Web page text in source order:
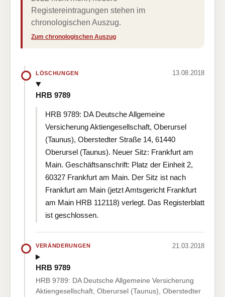
Registereintragungen stehen im
chronologischen Auszug.
Zum chronologischen Auszug
LÖSCHUNGEN 13.08.2018
HRB 9789
HRB 9789: DA Deutsche Allgemeine
Versicherung Aktiengesellschaft, Oberursel
(Taunus), Oberstedter Straße 14, 61440
Oberursel (Taunus). Neuer Sitz: Frankfurt am
Main. Geschäftsanschrift: Platz der Einheit 2,
60327 Frankfurt am Main. Der Sitz ist nach
Frankfurt am Main (jetzt Amtsgericht Frankfurt
am Main HRB 112118) verlegt. Das Registerblatt
ist geschlossen.
VERÄNDERUNGEN 21.03.2018
HRB 9789
HRB 9789: DA Deutsche Allgemeine Versicherung
Aktiengesellschaft, Oberursel (Taunus), Oberstedter